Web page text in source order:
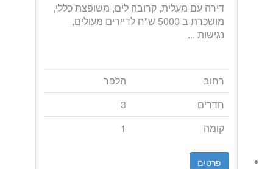
דירה עם מעלית, קרובה לים, משופצת כללי,
מושכרת ב 5000 ש"ח לדיירים מעולים,
נגישות ...
רחוב
הלפר
חדרים
3
קומה
1
פרטים